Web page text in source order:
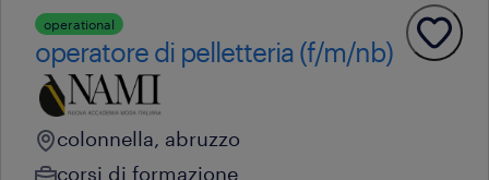
operational
operatore di pelletteria (f/m/nb)
colonnella, abruzzo
corsi di formazione